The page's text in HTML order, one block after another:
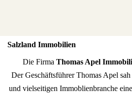
Salzland Immobilien
Die Firma Thomas Apel
Der Geschäftsführer Thomas Apel
und vielseitigen Immoblienbranche